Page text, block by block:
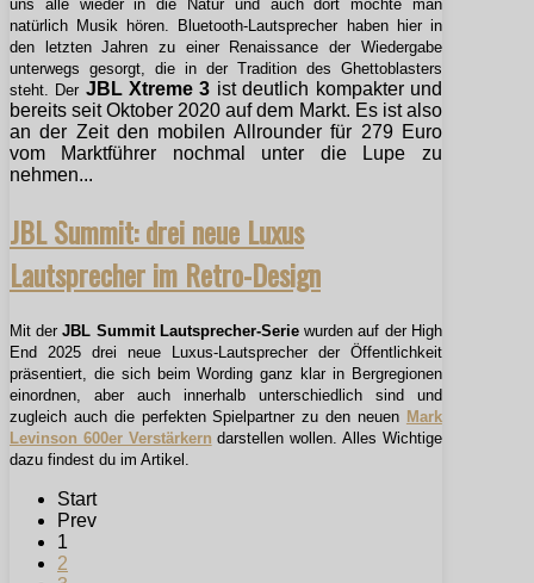
uns alle wieder in die Natur und auch dort möchte man
natürlich Musik hören. Bluetooth-Lautsprecher haben hier in
den letzten Jahren zu einer Renaissance der Wiedergabe
unterwegs gesorgt, die in der Tradition des Ghettoblasters
steht. Der JBL Xtreme 3 ist deutlich kompakter und
bereits seit Oktober 2020 auf dem Markt. Es ist also
an der Zeit den mobilen Allrounder für 279 Euro
vom Marktführer nochmal unter die Lupe zu
nehmen...
JBL Summit: drei neue Luxus
Lautsprecher im Retro-Design
Mit derJBL Summit Lautsprecher-Seriewurden auf der High
End 2025 drei neue Luxus-Lautsprecher der Öffentlichkeit
präsentiert, die sich beim Wording ganz klar in Bergregionen
einordnen, aber auch innerhalb unterschiedlich sind und
zugleich auch die perfekten Spielpartner zu den neuen Mark
Levinson 600er Verstärkern darstellen wollen. Alles Wichtige
dazu findest du im Artikel.
Start
Prev
1
2